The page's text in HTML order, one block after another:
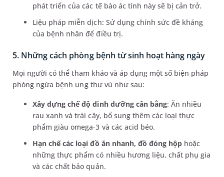
phát triển của các tế bào ác tính này sẽ bị cản trở.
Liệu pháp miễn dịch: Sử dụng chính sức đề kháng
của bệnh nhân để điều trị.
5. Những cách phòng bệnh từ sinh hoạt hàng ngày
Mọi người có thể tham khảo và áp dụng một số biện pháp
phòng ngừa bệnh ung thư vú như sau:
Xây dựng chế độ dinh dưỡng cân bằng: Ăn nhiều
rau xanh và trái cây, bổ sung thêm các loại thực
phẩm giàu omega-3 và các acid béo.
Hạn chế các loại đồ ăn nhanh, đồ đóng hộp hoặc
những thực phẩm có nhiều hương liệu, chất phụ gia
và các chất bảo quản.